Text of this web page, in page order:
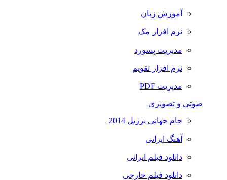
آموزش زبان
نرم افزار مک
مدیریت پسورد
نرم افزار تقویم
مدیریت PDF
صوتی و تصویری
جام جهانی برزیل 2014
آهنگ ایرانی
دانلود فیلم ایرانی
دانلود فیلم خارجی